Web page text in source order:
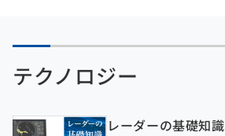
テクノロジー
レーダーの基礎知識